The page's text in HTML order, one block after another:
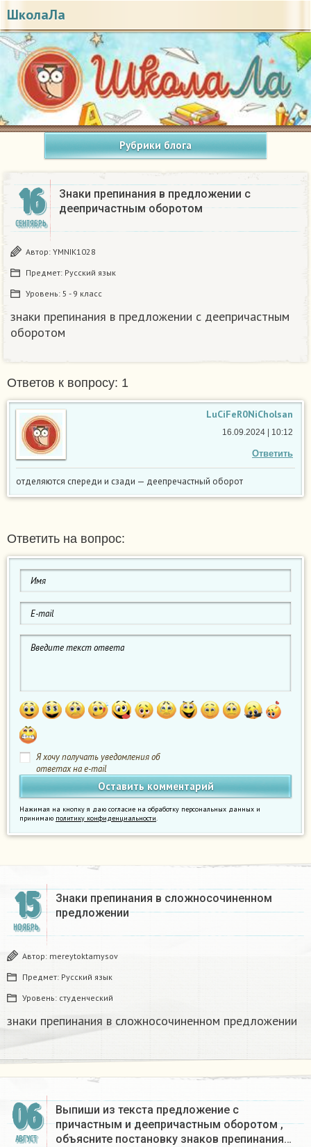
ШколаЛа
Рубрики блога
16
СЕНТЯБРЬ
Знаки препинания в предложении с
деепричастным оборотом
Автор: YMNIK1028
Предмет: Русский язык
Уровень: 5 - 9 класс
знаки препинания в предложении с деепричастным
оборотом
Ответов к вопросу: 1
LuCiFeR0NiCholsan
Ответить
16.09.2024 | 10:12
отделяются спереди и сзади — деепречастный оборот
Ответить на вопрос:
Я хочу получать уведомления об
ответах на e-mail
Нажимая на кнопку я даю согласие на обработку персональных данных и
принимаю политику конфиденциальности.
15
НОЯБРЬ
Знаки препинания в сложносочиненном
предложении​
Автор: mereytoktamysov
Предмет: Русский язык
Уровень: студенческий
знаки препинания в сложносочиненном предложении​
06
АВГУСТ
Выпиши из текста предложение с
причастным и деепричастным оборотом ,
объясните постановку знаков препинания…